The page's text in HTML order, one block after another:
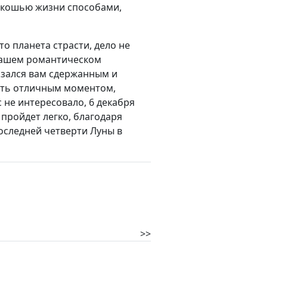
жизни способами,
планета страсти, дело не
романтическом
вам сдержанным и
отличным моментом,
интересовало, 6 декабря
легко, благодаря
четверти Луны в
>>